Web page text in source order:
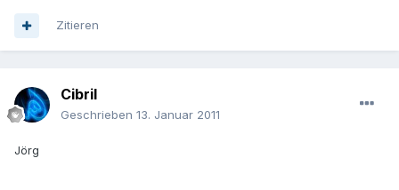
Zitieren
Cibril
Geschrieben 13. Januar 2011
Jörg